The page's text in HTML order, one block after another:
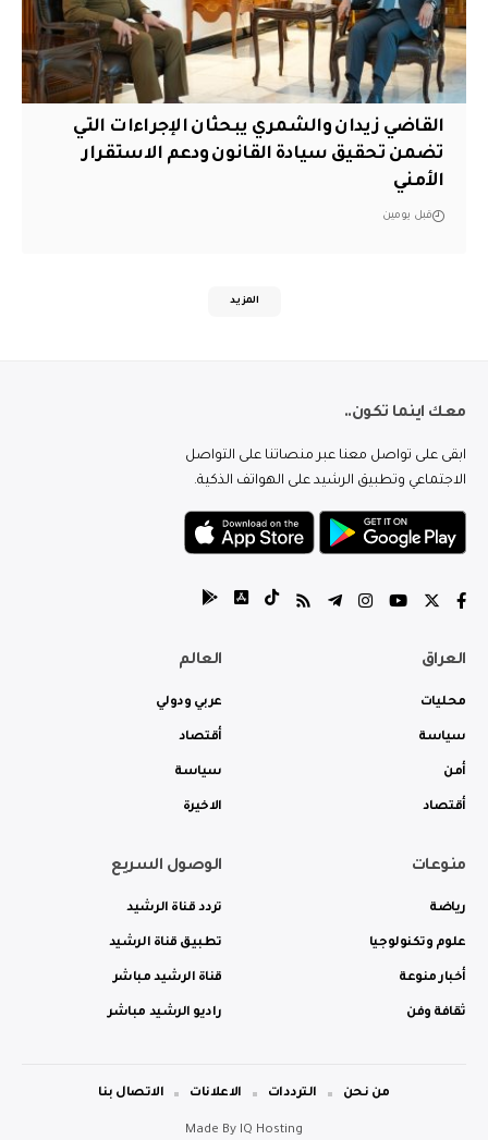
القاضي زيدان والشمري يبحثان الإجراءات التي
تضمن تحقيق سيادة القانون ودعم الاستقرار
الأمني
قبل يومين
المزيد
معك اينما تكون..
ابقى على تواصل معنا عبر منصاتنا على التواصل
الاجتماعي وتطبيق الرشيد على الهواتف الذكية.
العراق
محليات
سياسة
أمن
أقتصاد
العالم
عربي ودولي
أقتصاد
سياسة
الاخيرة
منوعات
رياضة
علوم وتكنولوجيا
أخبار منوعة
ثقافة وفن
الوصول السريع
تردد قناة الرشيد
تطبيق قناة الرشيد
قناة الرشيد مباشر
راديو الرشيد مباشر
Made By IQ Hosting
من نحن الترددات الاعلانات الاتصال بنا